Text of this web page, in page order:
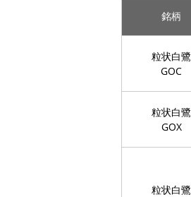
銘柄
粒状白鷺
GOC
粒状白鷺
GOX
粒状白鷺